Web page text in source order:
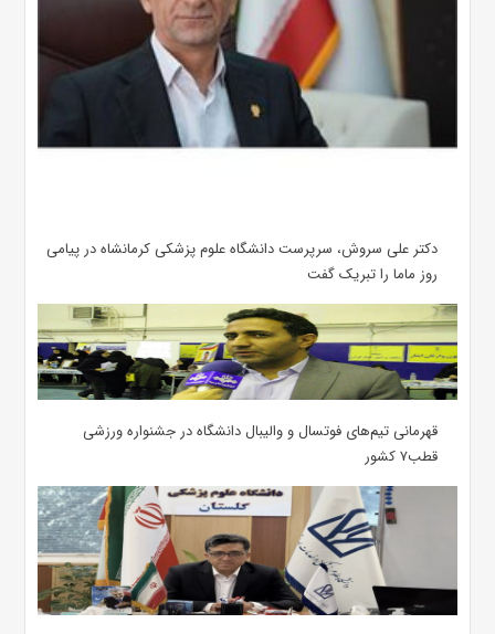
دکتر علی سروش، سرپرست دانشگاه علوم پزشکی کرمانشاه در پیامی
روز ماما را تبریک گفت
قهرمانی تیم‌های فوتسال و والیبال دانشگاه در جشنواره ورزشی
قطب۷ کشور